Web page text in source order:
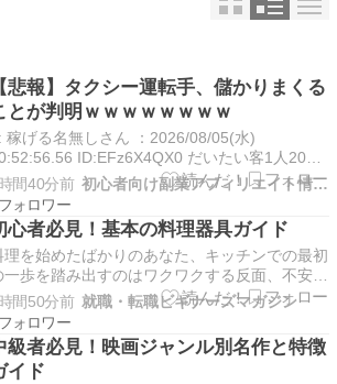
【悲報】タクシー運転手、儲かりまくる
とが判明ｗｗｗｗｗｗｗｗ
稼げる名無しさん ：2026/08/05(水)
ID:EFz6X4QX0 だいたい客1人2000
として1日2...
間40分前
初心者向け副業アフィリエイト情報館 InfoShop
心者必見！基本の料理器具ガイド
理を始めたばかりのあなた、キッチンでの最初
一歩を踏み出すのはワクワクする反面、不安も
きいのではないでしょうか。どんな調理器具を
えればいいのか、選び方や手入れの仕方も分か
ない…そんな悩みを抱える初心者の方に向け
、この記事では料理器具の重要性から基本的な
理器具のおすすめ…
間50分前 就職・転職ビギナーズマガジン
級者必見！映画ジャンル別名作と特徴
イド